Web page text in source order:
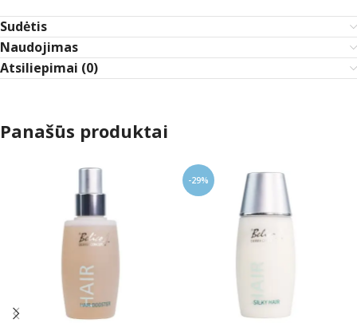
Sudėtis
Naudojimas
Atsiliepimai (0)
Panašūs produktai
-29%